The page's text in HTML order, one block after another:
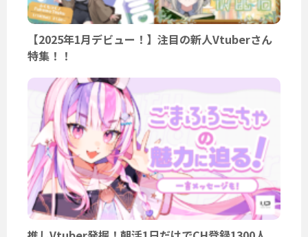
【2025年1月デビュー！】注目の新人Vtuberさん
特集！！